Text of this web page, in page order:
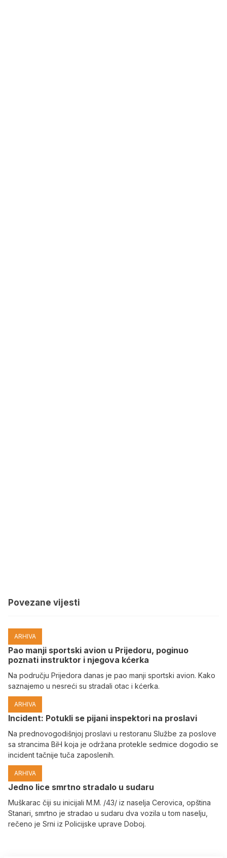
Povezane vijesti
ARHIVA
Pao manji sportski avion u Prijedoru, poginuo
poznati instruktor i njegova kćerka
Na području Prijedora danas je pao manji sportski avion. Kako
saznajemo u nesreći su stradali otac i kćerka.
ARHIVA
Incident: Potukli se pijani inspektori na proslavi
Na prednovogodišnjoj proslavi u restoranu Službe za poslove
sa strancima BiH koja je održana protekle sedmice dogodio se
incident tačnije tuča zaposlenih.
ARHIVA
Јedno lice smrtno stradalo u sudaru
Muškarac čiji su inicijali M.M. /43/ iz naselja Cerovica, opština
Stanari, smrtno je stradao u sudaru dva vozila u tom naselju,
rečeno je Srni iz Policijske uprave Doboj.